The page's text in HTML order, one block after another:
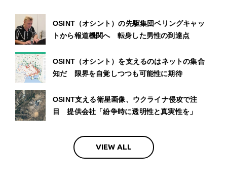
OSINT（オシント）の先駆集団ベリングキャッ
トから報道機関へ 転身した男性の到達点
OSINT（オシント）を支えるのはネットの集合
知だ 限界を自覚しつつも可能性に期待
OSINT支える衛星画像、ウクライナ侵攻で注
目 提供会社「紛争時に透明性と真実性を」
VIEW ALL